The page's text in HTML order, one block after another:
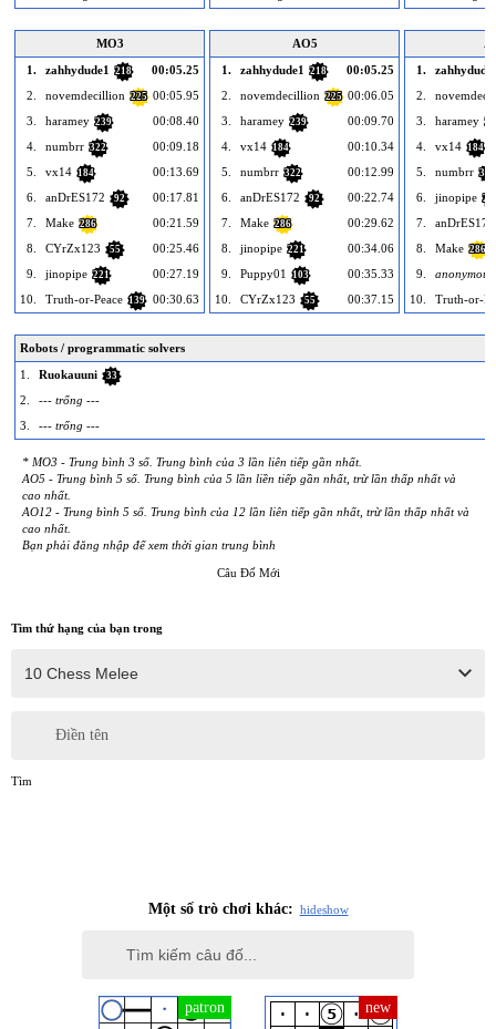
MO3
1.
zahhydude1 218
00:05.25
2.
novemdecillion 225 00:05.95
3.
haramey 239
00:08.40
4.
numbrr 322
00:09.18
5.
vx14 184
00:13.69
6.
anDrES172 92
00:17.81
7.
Make 286
00:21.59
8.
CYrZx123 55
00:25.46
9.
jinopipe 221
00:27.19
10.
Truth-or-Peace 139 00:30.63
AO5
1.
zahhydude1 218
00:05.25
2.
novemdecillion 225 00:06.05
3.
haramey 239
00:09.70
4.
vx14 184
00:10.34
5.
numbrr 322
00:12.99
6.
anDrES172 92
00:22.74
7.
Make 286
00:29.62
8.
jinopipe 221
00:34.06
9.
Puppy01 103
00:35.33
10.
CYrZx123 55 00:37.15
1.
2.
3.
haramey
4. vx14 184
5. numbrr 322
6. jinopipe
7.
anDrES172
8.
Make 286
9.
anonymous
10.
Truth-or-
Robots / programmatic solvers
1.
Ruokauuni 33
2.
--- trống ---
3.
--- trống ---
* MO3 - Trung bình 3 số. Trung bình của 3 lần liên tiếp gần nhất.
AO5 - Trung bình 5 số. Trung bình của 5 lần liền tiếp gần nhất, trừ lần thấp nhất và
cao nhất.
AO12 - Trung bình 5 số. Trung bình của 12 lần liên tiếp gần nhất, trừ lần thấp nhất và
cao nhất.
Bạn phải đăng nhập để xem thời gian trung bình
Câu Đố Mới
Tìm thứ hạng của bạn trong
Điền tên
Tìm
Một số trò chơi khác: hideshow